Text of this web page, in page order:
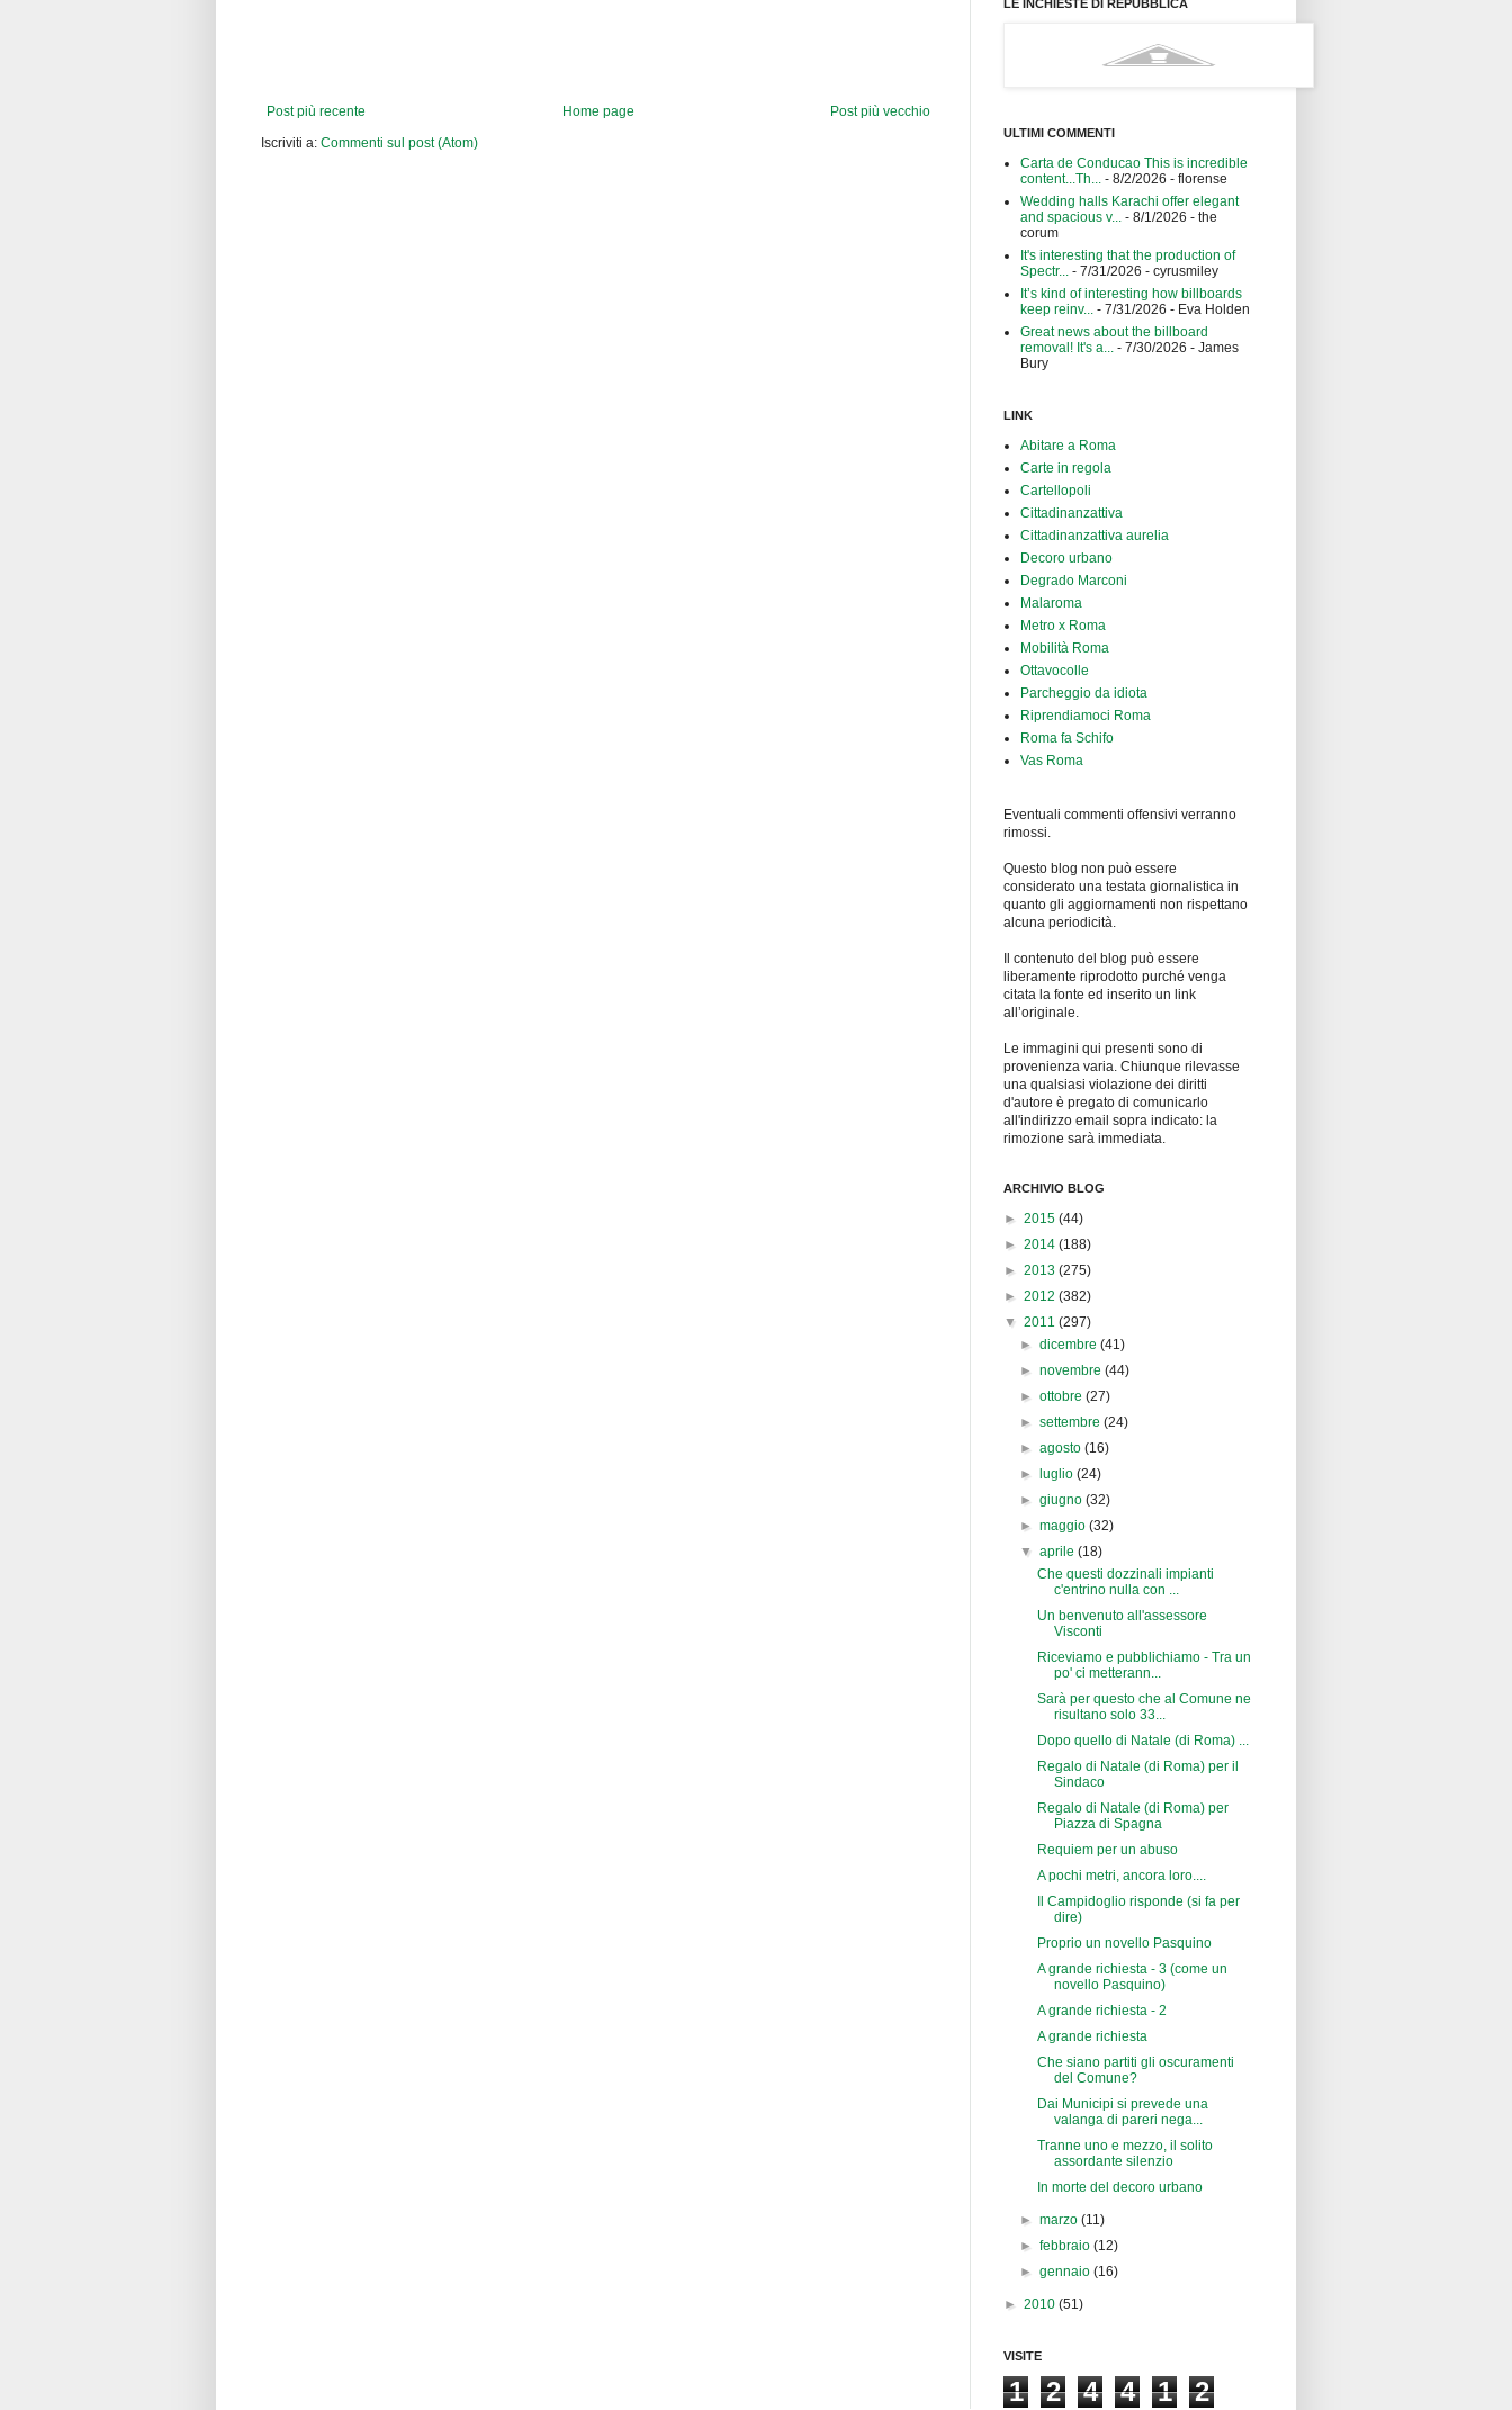
Post più recente Post più vecchio
Home page
Iscriviti a: Commenti sul post (Atom)
LE INCHIESTE DI REPUBBLICA
ULTIMI COMMENTI
Carta de Conducao This is incredible
content...Th...
Wedding halls Karachi offer elegant
and spacious v...- 8/1/2026- the
corum
It's interesting that the production of
Spectr...
- 7/31/2026
- cyrusmiley
It’s kind of interesting how billboards
keep reinv...
Bury
LINK
Abitare a Roma
Carte in regola
Cartellopoli
Cittadinanzattiva
Cittadinanzattiva aurelia
Decoro urbano
Degrado Marconi
Malaroma
Metro x Roma
Mobilità Roma
Ottavocolle
Parcheggio da idiota
Riprendiamoci Roma
Vas Roma
Eventuali commenti offensivi verranno
rimossi.
Questo blog non può essere
quanto gli aggiornamenti non rispettano
alcuna periodicità.
Il contenuto del blog può essere
citata la fonte ed inserito un link
all’originale.
Le immagini qui presenti sono di
provenienza varia. Chiunque rilevasse
una qualsiasi violazione dei diritti
rimozione sarà immediata.
ARCHIVIO BLOG
► 2015 (44)
► 2014 (188)
► 2013 (275)
►2012(382)
▼2011(297)
►dicembre(41)
►novembre(44)
►ottobre(27)
►
settembre
►agosto (16)
►luglio(24)
►giugno(32)
►maggio(32)
Che questi dozzinali impianti
Un benvenuto all'assessore
Visconti
Riceviamo e pubblichiamo - Tra un
Sarà per questo che al Comune ne
risultano solo 33...
Regalo di Natale (di Roma) per il
Regalo di Natale (di Roma) per
Piazza di Spagna
Requiem per un abuso
A pochi metri, ancora loro....
Il Campidoglio risponde (si fa per
dire)
Proprio un novello Pasquino
A grande richiesta - 3 (come un
novello Pasquino)
A grande richiesta - 2
Che siano partiti gli oscuramenti
del Comune?
Dai Municipi si prevede una
assordante silenzio
In morte del decoro urbano
►marzo(11)
►febbraio
►2010